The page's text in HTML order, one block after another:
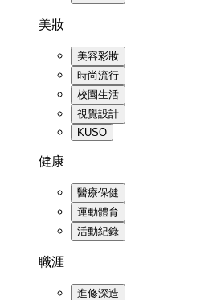
美妝
美容彩妝
時尚流行
校園生活
視覺設計
KUSO
健康
醫療保健
運動體育
活動紀錄
職涯
進修深造